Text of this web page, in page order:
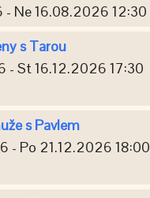
- Ne 16.08.2026 12:30
s Tarou
- St 16.12.2026 17:30
s Pavlem
- Po 21.12.2026 18:00